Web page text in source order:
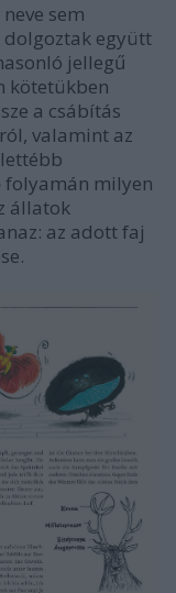
sem
dolgoztak együtt
jellegű
kötetükben
a csábítás
valamint az
folyamán milyen
állatok
az adott faj